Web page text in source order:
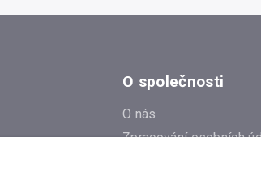
O společnosti
O nás
Zpracování osobních